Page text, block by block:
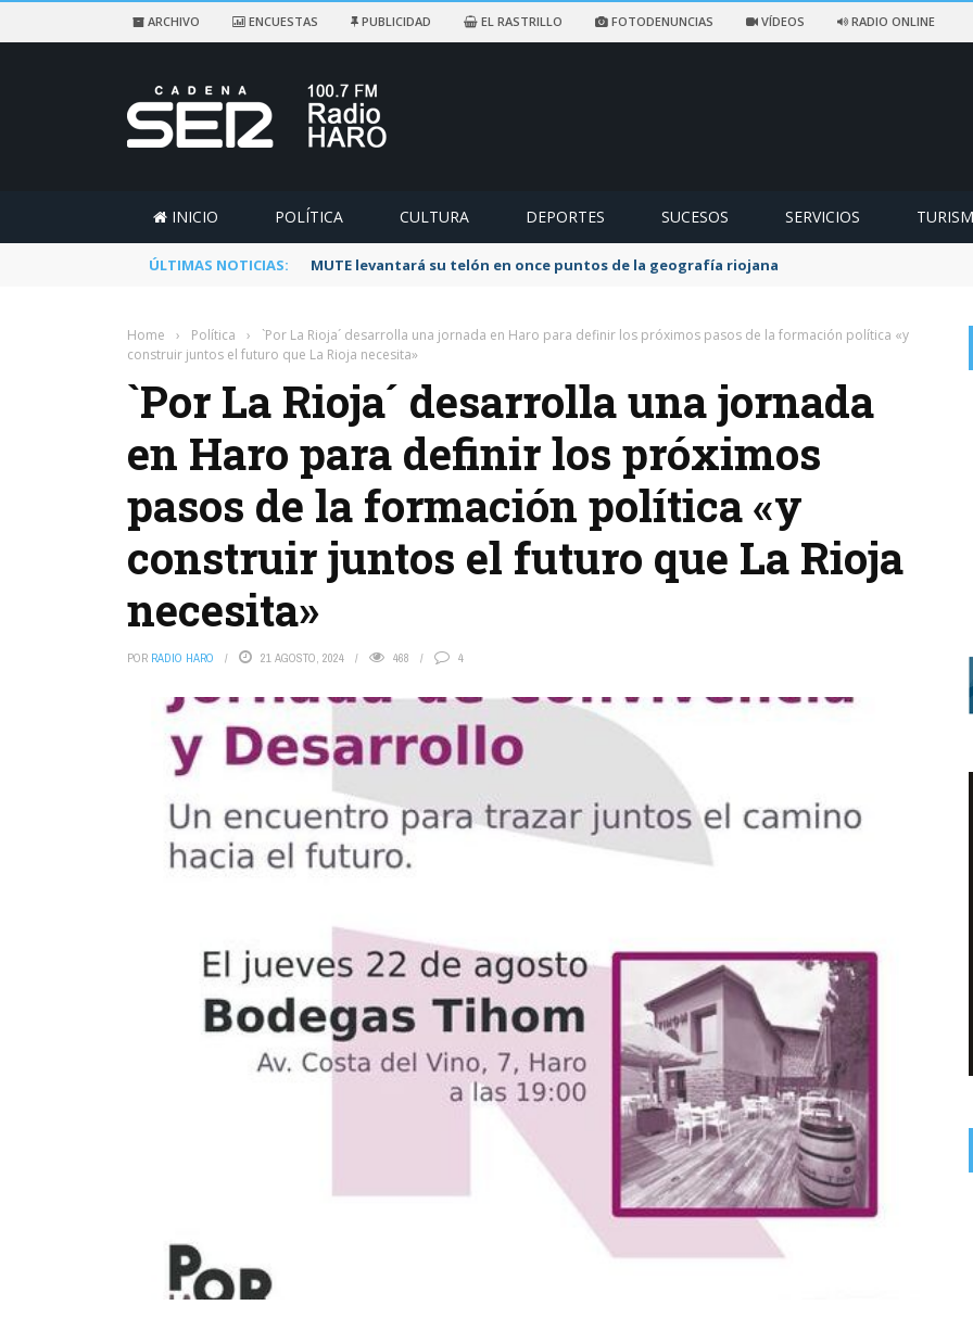
ARCHIVO ENCUESTAS PUBLICIDAD EL RASTRILLO FOTODENUNCIAS VÍDEOS RADIO ONLINE
INICIO POLÍTICA CULTURA DEPORTES SUCESOS SERVICIOS
ÚLTIMAS NOTICIAS: Rescatado un ciclista accidentado en un sendero de Ezcaray
Home › Política ›
`Por La Rioja´ desarrolla una jornada en Haro para definir los próximos pasos de la formación política «y
construir juntos el futuro que La Rioja necesita»
`Por La Rioja´ desarrolla una jornada
en Haro para definir los próximos
pasos de la formación política «y
construir juntos el futuro que La Rioja
necesita»
POR RADIO HARO 21 AGOSTO, 2024 468 4